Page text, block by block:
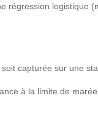
régression logistique
capturée sur une
à la limite de marée